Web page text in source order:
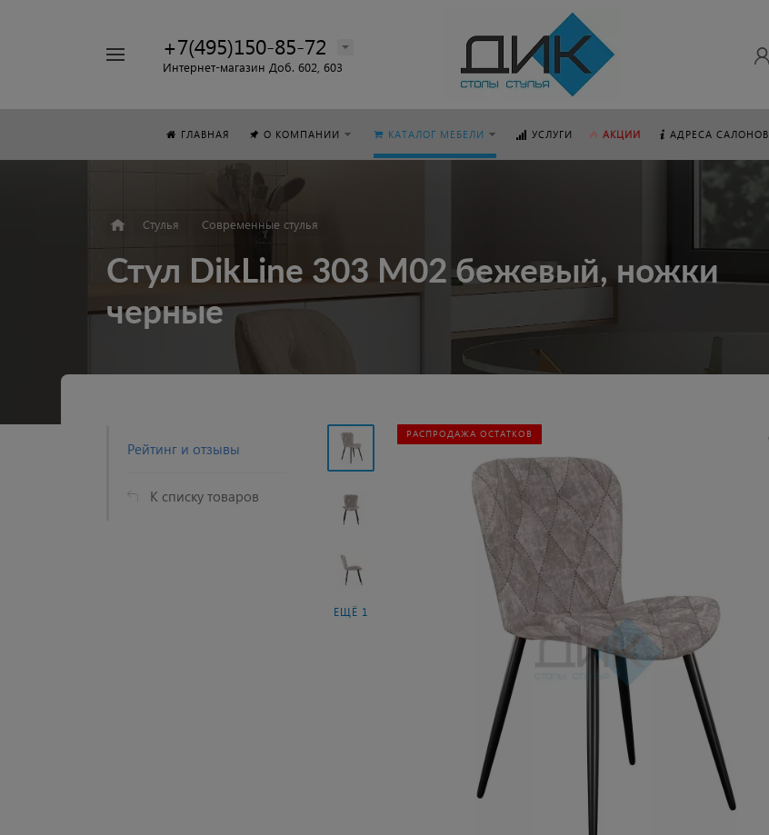
+7(495)150-85-72
Интернет-магазин Доб. 602, 603
ГЛАВНАЯ О КОМПАНИИ КАТАЛОГ МЕБЕЛИ УСЛУГИ АКЦИИ АДРЕСА САЛОНОВ
Стулья Современные стулья
Стул DikLine 303 M02 бежевый, ножки
черные
Рейтинг и отзывы
К списку товаров
ЕЩЁ 1
РАСПРОДАЖА ОСТАТКОВ